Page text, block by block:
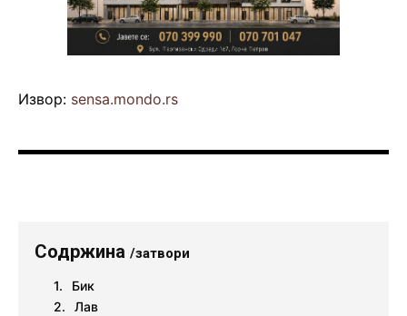
Извор: sensa.mondo.rs
Содржина /затвори
Бик
Лав